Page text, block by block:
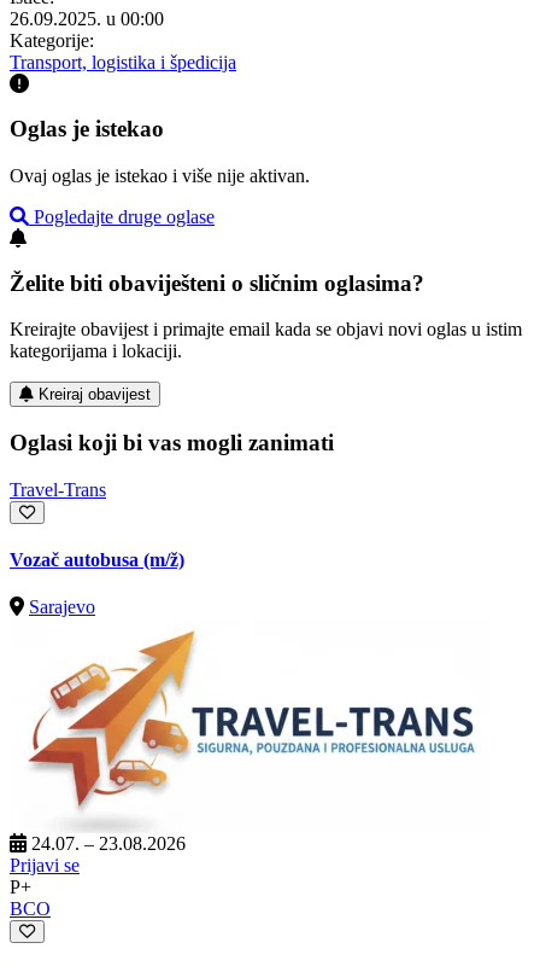
26.09.2025. u 00:00
Kategorije:
Transport, logistika i špedicija
Oglas je istekao
Ovaj oglas je istekao i više nije aktivan.
Pogledajte druge oglase
Želite biti obaviješteni o sličnim oglasima?
Kreirajte obavijest i primajte email kada se objavi novi oglas u istim
kategorijama i lokaciji.
Kreiraj obavijest
Oglasi koji bi vas mogli zanimati
Travel-Trans
Vozač autobusa (m/ž)
Sarajevo
24.07. – 23.08.2026
Prijavi se
P+
BCO